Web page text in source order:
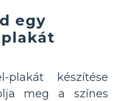
egy
készítése
meg a színes